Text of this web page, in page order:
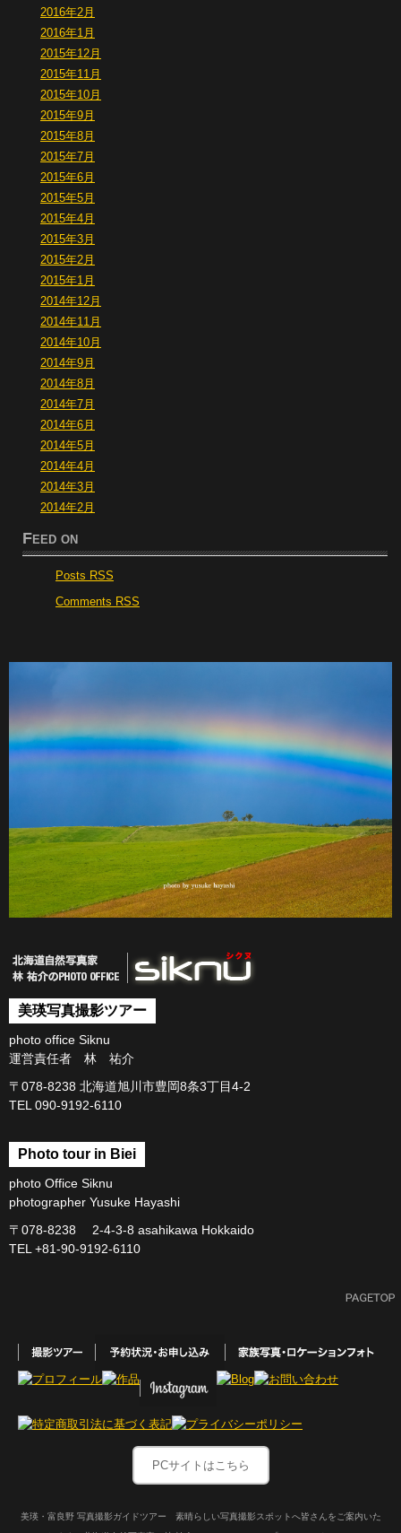
2016年2月
2016年1月
2015年12月
2015年11月
2015年10月
2015年9月
2015年8月
2015年7月
2015年6月
2015年5月
2015年4月
2015年3月
2015年2月
2015年1月
2014年12月
2014年11月
2014年10月
2014年9月
2014年8月
2014年7月
2014年6月
2014年5月
2014年4月
2014年3月
2014年2月
Feed on
Posts RSS
Comments RSS
美瑛写真撮影ツアー
photo office Siknu
運営責任者 林 祐介
〒078-8238 北海道旭川市豊岡8条3丁目4-2
TEL 090-9192-6110
Photo tour in Biei
photo Office Siknu
photographer Yusuke Hayashi
〒078-8238 2-4-3-8 asahikawa Hokkaido
TEL +81-90-9192-6110
PCサイトはこちら
美瑛・富良野 写真撮影ガイドツアー 素晴らしい写真撮影スポットへ皆さんをご案内いた